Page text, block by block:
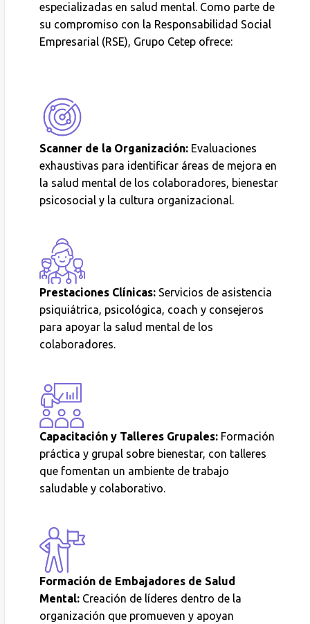
especializadas en salud mental. Como parte de
su compromiso con la Responsabilidad Social
Empresarial (RSE), Grupo Cetep ofrece:
Scanner de la Organización: Evaluaciones
exhaustivas para identificar áreas de mejora en
la salud mental de los colaboradores, bienestar
psicosocial y la cultura organizacional.
Prestaciones Clínicas: Servicios de asistencia
psiquiátrica, psicológica, coach y consejeros
para apoyar la salud mental de los
colaboradores.
Capacitación y Talleres Grupales: Formación
práctica y grupal sobre bienestar, con talleres
que fomentan un ambiente de trabajo
saludable y colaborativo.
Formación de Embajadores de Salud
Mental: Creación de líderes dentro de la
organización que promueven y apoyan